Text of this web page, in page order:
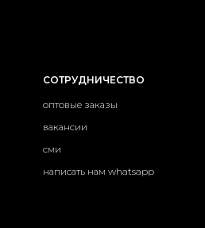
СОТРУДНИЧЕСТВО
оптовые заказы
вакансии
сми
написать нам whatsapp